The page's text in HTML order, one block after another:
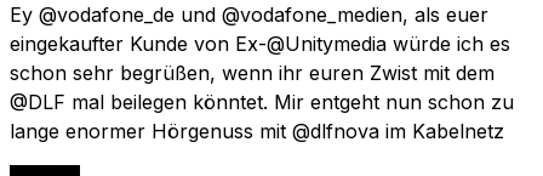
Ey @vodafone_de und @vodafone_medien, als euer
eingekaufter Kunde von Ex-@Unitymedia würde ich es
schon sehr begrüßen, wenn ihr euren Zwist mit dem
@DLF mal beilegen könntet. Mir entgeht nun schon zu
lange enormer Hörgenuss mit @dlfnova im Kabelnetz